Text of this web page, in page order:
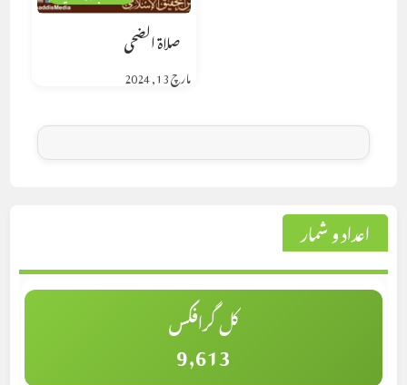
صلاة الضحى
مارچ 13, 2024
اعداد و شمار
کل گرافکس
9,613